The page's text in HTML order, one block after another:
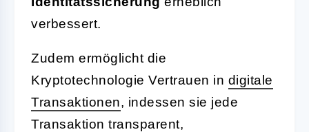
verbessert.
Zudem ermöglicht die
Kryptotechnologie Vertrauen in digitale
Transaktionen, indessen sie jede
Transaktion transparent,